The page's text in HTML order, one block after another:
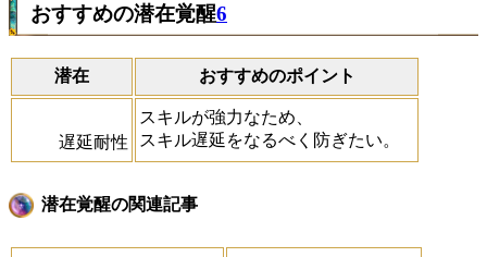
おすすめの潜在覚醒6
潜在 おすすめのポイント
遅延耐性
スキルが強力なため、
スキル遅延をなるべく防ぎたい。
潜在覚醒の関連記事